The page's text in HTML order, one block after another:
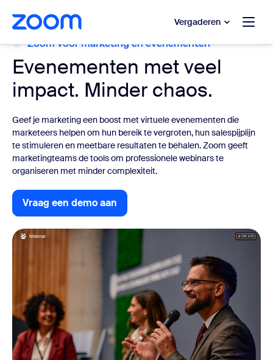
hoofdinhoud gaan
naar hulp via chat Vergaderen
Zoom voor marketing en evenementen
Evenementen met veel
impact. Minder chaos.
Geef je marketing een boost met virtuele evenementen die
marketeers helpen om hun bereik te vergroten, hun salespijplijn
te stimuleren en meetbare resultaten te behalen. Zoom geeft
marketingteams de tools om professionele webinars te
organiseren met minder complexiteit.
Vraag een demo aan
Vraag een demo aan